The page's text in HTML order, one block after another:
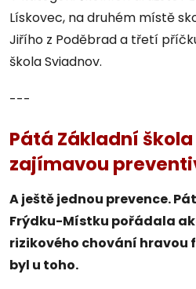
Lískovec, na druhém místě
Jiřího z Poděbrad a třetí
škola Sviadnov.
---
Pátá Základní
zajímavou
A ještě jednou prevence.
Frýdku-Místku pořádala
rizikového chování hravou
byl u toho.